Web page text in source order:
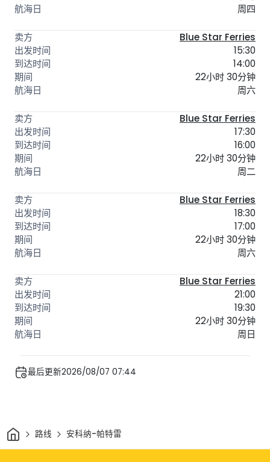
周四
Blue Star Ferries
15:30
14:00
22小时 30分钟
周六
Blue Star Ferries
17:30
16:00
22小时 30分钟
周二
Blue Star Ferries
18:30
17:00
22小时 30分钟
周六
Blue Star Ferries
21:00
19:30
22小时 30分钟
周日
最后更新2026/08/07 07:44
家 路线 安科纳-帕特雷